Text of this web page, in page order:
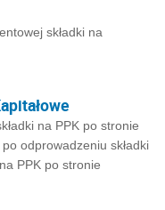
składki na
na PPK po stronie
odprowadzeniu składki
PPK po stronie